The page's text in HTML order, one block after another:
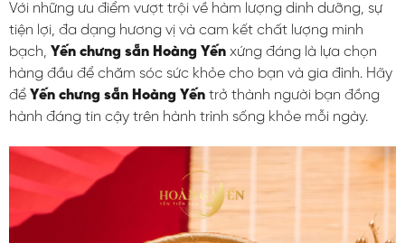
Với những ưu điểm vượt trội về hàm lượng dinh dưỡng, sự
tiện lợi, đa dạng hương vị và cam kết chất lượng minh
bạch, Yến chưng sẵn Hoàng Yến xứng đáng là lựa chọn
hàng đầu để chăm sóc sức khỏe cho bạn và gia đình. Hãy
để Yến chưng sẵn Hoàng Yến trở thành người bạn đồng
hành đáng tin cậy trên hành trình sống khỏe mỗi ngày.